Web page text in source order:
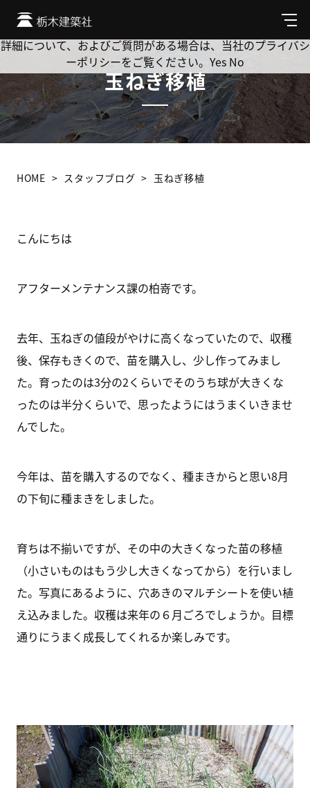
メ
ニ
ュ
玉ねぎ移植
HOME スタッフブログ 玉ねぎ移植
こんにちは
アフターメンテナンス課の柏嵜です。
去年、玉ねぎの値段がやけに高くなっていたので、収穫
後、保存もきくので、苗を購入し、少し作ってみまし
た。育ったのは3分の2くらいでそのうち球が大きくな
ったのは半分くらいで、思ったようにはうまくいきませ
んでした。
今年は、苗を購入するのでなく、種まきからと思い8月
の下旬に種まきをしました。
育ちは不揃いですが、その中の大きくなった苗の移植
（小さいものはもう少し大きくなってから）を行いまし
た。写真にあるように、穴あきのマルチシートを使い植
え込みました。収穫は来年の６月ごろでしょうか。目標
通りにうまく成長してくれるか楽しみです。
Cookie を使用して、お客様の活動を追跡してもよろしいです
か? 当社ではお客様のプライバシーを極めて重視しています。
詳細について、およびご質問がある場合は、当社のプライバシ
ーポリシーをご覧ください。 Yes No